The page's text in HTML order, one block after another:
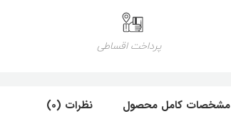
پرداخت اقساطی
مشخصات کامل محصول نظرات (0)